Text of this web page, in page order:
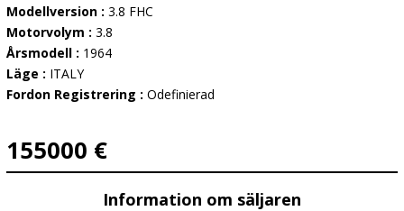
Modellversion : 3.8 FHC
Motorvolym : 3.8
Årsmodell : 1964
Läge : ITALY
Fordon Registrering : Odefinierad
155000 €
Information om säljaren